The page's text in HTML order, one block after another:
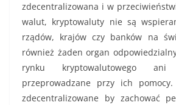
zdecentralizowana i w
walut, kryptowaluty nie są
rządów, krajów czy banków na
również żaden organ
rynku kryptowalutowego
przeprowadzane przy ich
zdecentralizowane by zachować